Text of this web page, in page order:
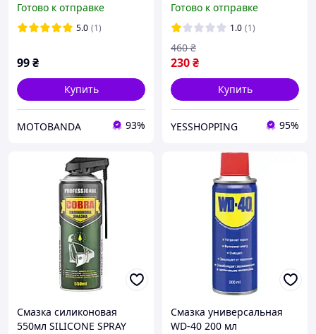
Готово к отправке
5.0 (1)
99₴
Купить
MOTOBANDA 93%
400мл очиститель
ржавчины и защита от
коррозии
Готово к отправке
1.0 (1)
230₴
460 ₴
Купить
YESSHOPPING 95%
Смазка силиконовая
550мл SILICONE SPRAY
Смазка универсальная
WD-40 200 мл